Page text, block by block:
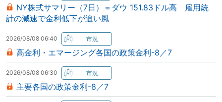
NY株式サマリー（7日）＝ダウ 151.83ドル高 雇用統
計の減速で金利低下が追い風
2026/08/08 06:40
高金利・エマージング各国の政策金利-8／7
2026/08/08 06:30
主要各国の政策金利-8／7